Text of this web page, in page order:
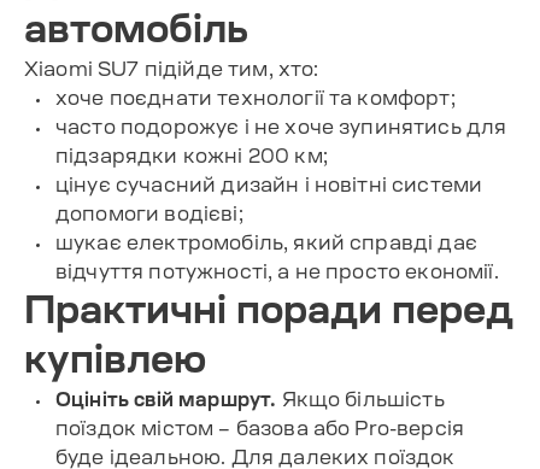
автомобіль
Xiaomi SU7 підійде тим, хто:
хоче поєднати технології та комфорт;
часто подорожує і не хоче зупинятись для
підзарядки кожні 200 км;
цінує сучасний дизайн і новітні системи
допомоги водієві;
шукає електромобіль, який справді дає
відчуття потужності, а не просто економії.
Практичні поради перед
купівлею
Оцініть свій маршрут. Якщо більшість
поїздок містом – базова або Pro-версія
буде ідеальною. Для далеких поїздок